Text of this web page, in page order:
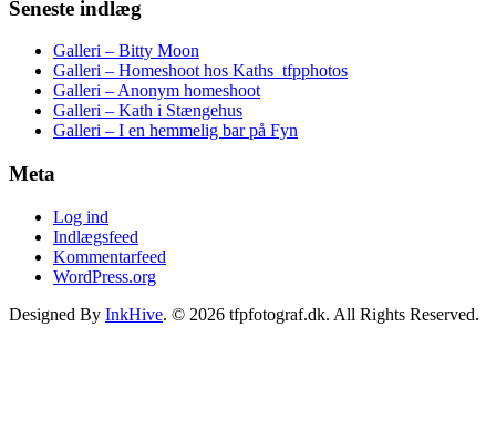
Seneste indlæg
Galleri – Bitty Moon
Galleri – Homeshoot hos Kaths_tfpphotos
Galleri – Anonym homeshoot
Galleri – Kath i Stængehus
Galleri – I en hemmelig bar på Fyn
Meta
Log ind
Indlægsfeed
Kommentarfeed
WordPress.org
Designed By InkHive. © 2026 tfpfotograf.dk. All Rights Reserved.